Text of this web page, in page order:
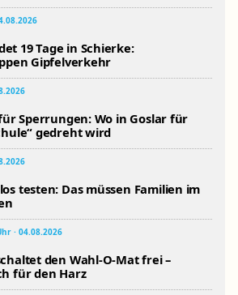
19 Tage in Schierke:
Gipfelverkehr
Sperrungen: Wo in Goslar für
gedreht wird
testen: Das müssen Familien im
· 04.08.2026
den Wahl-O-Mat frei –
für den Harz